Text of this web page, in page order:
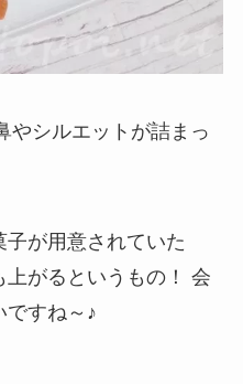
やシルエットが詰まっ
が用意されていた
上がるというもの！ 会
ですね～♪